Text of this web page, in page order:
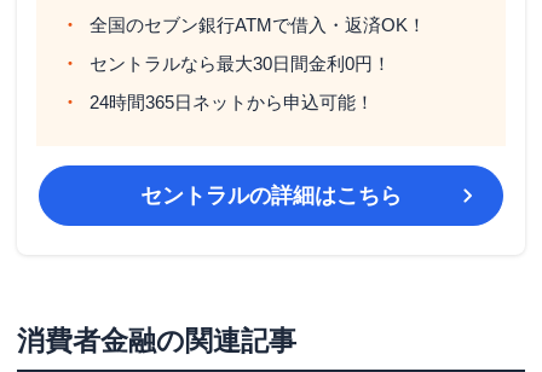
全国のセブン銀行ATMで借入・返済OK！
セントラルなら最大30日間金利0円！
24時間365日ネットから申込可能！
セントラルの詳細はこちら
消費者金融の関連記事